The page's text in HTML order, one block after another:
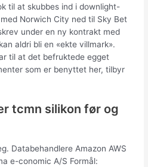
til at skubbes ind i downlight-
Norwich City ned til Sky Bet
under en ny kontrakt med
aldri bli en «ekte villmark».
til at det befruktede egget
som er benyttet her, tilbyr
tcmn silikon før og
Databehandlere Amazon AWS
e-conomic A/S Formål: